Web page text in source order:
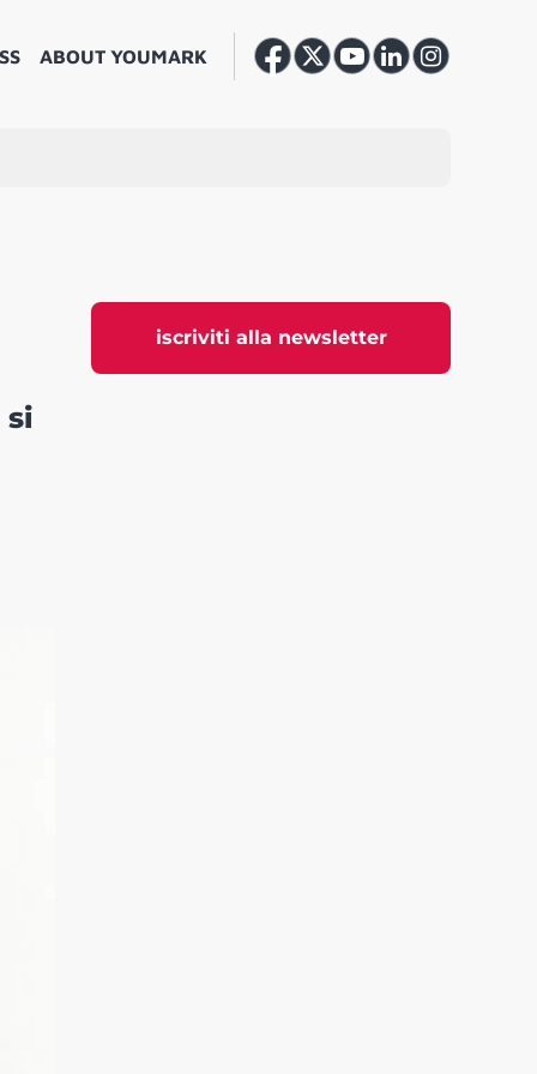
ABOUT YOUMARK
iscriviti alla newsletter
si